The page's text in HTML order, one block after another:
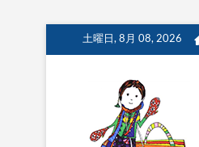
土曜日, 8月 08, 2026